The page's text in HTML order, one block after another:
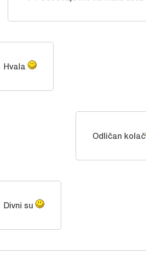
Hvala
Odličan kolač
Divni su